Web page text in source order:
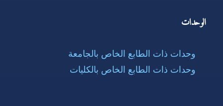
الوحدات
وحدات ذات الطابع الخاص بالجامعة
وحدات ذات الطابع الخاص بالكليات